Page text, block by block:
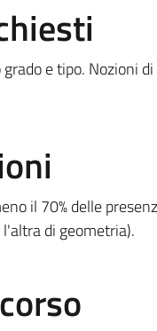
e tipo. Nozioni
il 70% delle
di geometria).